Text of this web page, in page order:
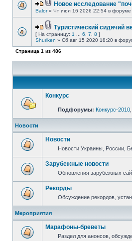
Новое исследование
Balor» Чт июл 16 2026 22:54 в форуме
Туристический сидячий
[ На страницу: 1 6 7 8 ]
Shuriken » Сб авг 15 2020 18:20 в
Страница 1 из 486
Конкурс
Подфорумы: Конкурс-2010
Новости
Новости
Новости Украины, России,
Зарубежные новости
Обновления зарубежных
Рекорды
Обсуждение рекордов,
Мероприятия
Марафоны-бреветы
Раздел для анонсов,